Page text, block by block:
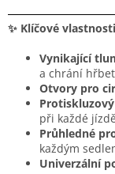
✨ Klíčové
Vynikající
a chrání
Otvory pro
při každé jízdě
Průhledné
každým
Univerzální